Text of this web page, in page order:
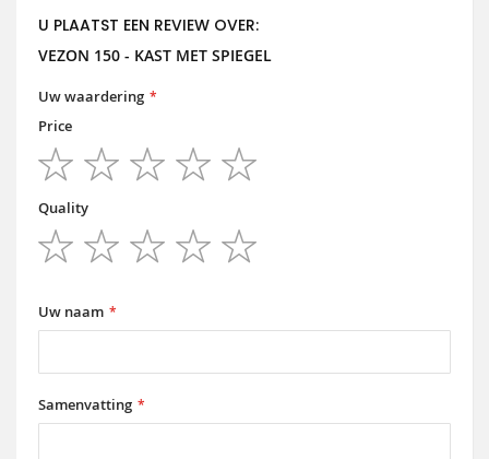
U PLAATST EEN REVIEW OVER:
VEZON 150 - KAST MET SPIEGEL
Uw waardering
Price
star
stars
stars
stars
stars
Quality
Uw naam
Samenvatting